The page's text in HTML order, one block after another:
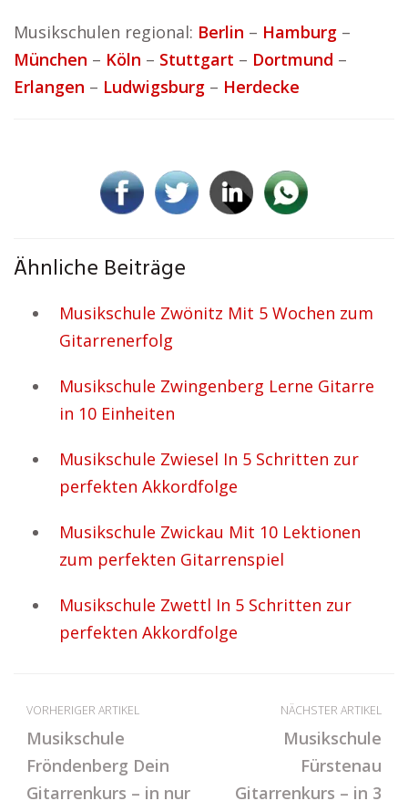
Musikschulen regional: Berlin – Hamburg –
München – Köln – Stuttgart – Dortmund –
Erlangen – Ludwigsburg – Herdecke
Ähnliche Beiträge
Musikschule Zwönitz Mit 5 Wochen zum
Gitarrenerfolg
Musikschule Zwingenberg Lerne Gitarre
in 10 Einheiten
Musikschule Zwiesel In 5 Schritten zur
perfekten Akkordfolge
Musikschule Zwickau Mit 10 Lektionen
zum perfekten Gitarrenspiel
Musikschule Zwettl In 5 Schritten zur
perfekten Akkordfolge
VORHERIGER ARTIKEL
Musikschule
Fröndenberg Dein
Gitarrenkurs – in nur
NÄCHSTER ARTIKEL
Musikschule
Fürstenau
Gitarrenkurs – in 3